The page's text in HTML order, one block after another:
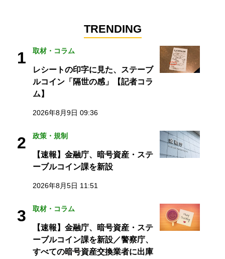
TRENDING
1 取材・コラム
レシートの印字に見た、ステーブ
ルコイン「隔世の感」【記者コラ
ム】
2026年8月9日 09:36
2 政策・規制
【速報】金融庁、暗号資産・ステ
ーブルコイン課を新設
2026年8月5日 11:51
3 取材・コラム
【速報】金融庁、暗号資産・ステ
ーブルコイン課を新設／警察庁、
すべての暗号資産交換業者に出庫